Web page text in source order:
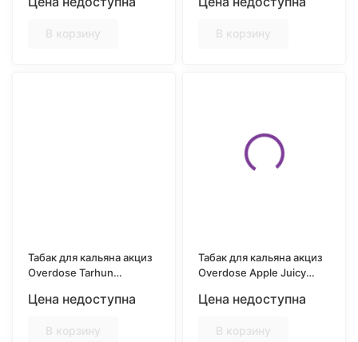
гр.
В корзину
Земляника) 25 гр.
В корзину
Табак для кальяна акциз
Overdose Tarhun
Цена недоступна
В корзину
Табак для кальяна акциз
Overdose Apple Juicy
Цена недоступна
В корзину